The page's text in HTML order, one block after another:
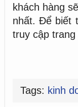
khách hàng
nhất. Để biết
truy cập trang
Tags: kinh